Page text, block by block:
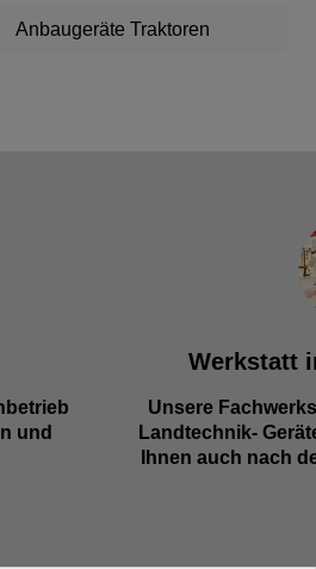
Anbaugeräte Traktoren
und
Werkstatt
Unsere
Landtechnik-
Ihnen auch nach